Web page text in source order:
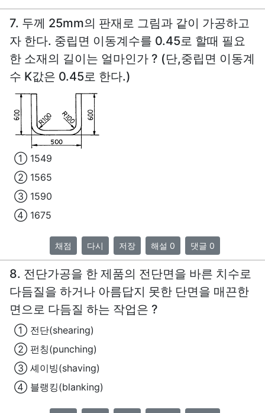
7. 두께 25mm의 판재로 그림과 같이 가공하고
자 한다. 중립면 이동계수를 0.45로 할때 필요
한 소재의 길이는 얼마인가 ? (단,중립면 이동계
수 K값은 0.45로 한다.)
① 1549
② 1565
③ 1590
④ 1675
채점 다시 저장 해설 0 댓글 0
8. 전단가공을 한 제품의 전단면을 바른 치수로
다듬질을 하거나 아름답지 못한 단면을 매끈한
면으로 다듬질 하는 작업은 ?
① 전단(shearing)
② 펀칭(punching)
③ 셰이빙(shaving)
④ 블랭킹(blanking)